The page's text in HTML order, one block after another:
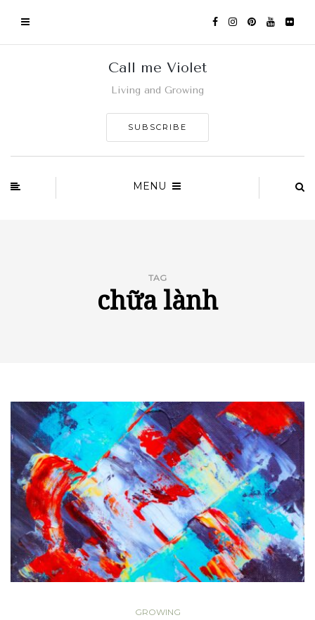
Call me Violet
Living and Growing
SUBSCRIBE
MENU
TAG
chữa lành
GROWING